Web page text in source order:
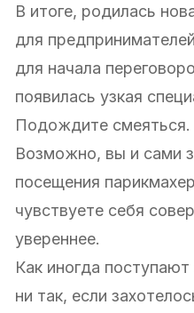
В итоге, родилась
для
для начала
появилась узкая
Подождите смеяться.
Возможно, вы и сами
посещения
чувствуете себя
увереннее.
Как иногда
ни так, если